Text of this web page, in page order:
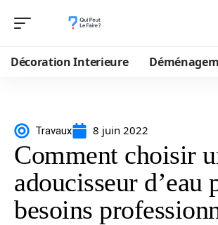
Décoration Interieure
Travaux 8 juin 2022
Comment choisir
adoucisseur d’eau
besoins